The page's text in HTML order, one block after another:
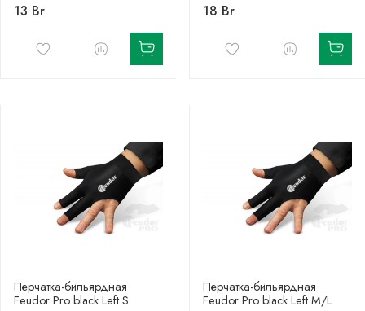
13 Br 18 Br
Перчатка-бильярдная
Feudor Pro black Left S
Перчатка-бильярдная
Feudor Pro black Left M/L